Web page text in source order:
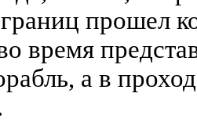
прошел
время
а в